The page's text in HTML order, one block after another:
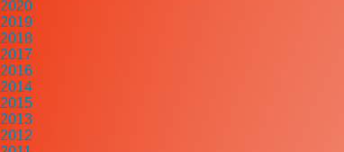
2020
2019
2018
2017
2016
2014
2015
2013
2012